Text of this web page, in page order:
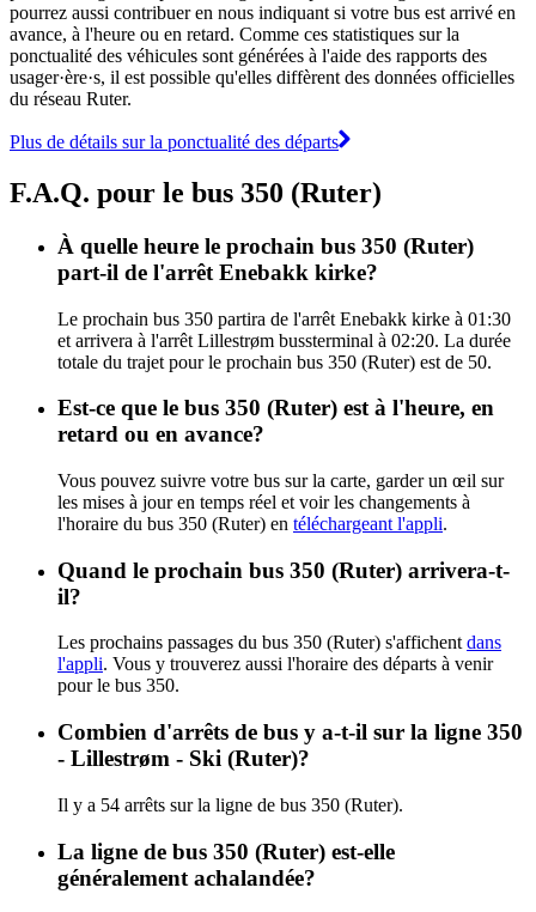
pourrez aussi contribuer en nous indiquant si votre bus est arrivé en
avance, à l'heure ou en retard. Comme ces statistiques sur la
ponctualité des véhicules sont générées à l'aide des rapports des
usager·ère·s, il est possible qu'elles diffèrent des données officielles
du réseau Ruter.
Plus de détails sur la ponctualité des départs
F.A.Q. pour le bus 350 (Ruter)
À quelle heure le prochain bus 350 (Ruter)
part-il de l'arrêt Enebakk kirke?
Le prochain bus 350 partira de l'arrêt Enebakk kirke à 01:30
et arrivera à l'arrêt Lillestrøm bussterminal à 02:20. La durée
totale du trajet pour le prochain bus 350 (Ruter) est de 50.
Est-ce que le bus 350 (Ruter) est à l'heure, en
retard ou en avance?
Vous pouvez suivre votre bus sur la carte, garder un œil sur
les mises à jour en temps réel et voir les changements à
l'horaire du bus 350 (Ruter) en téléchargeant l'appli.
Quand le prochain bus 350 (Ruter) arrivera-t-
il?
Les prochains passages du bus 350 (Ruter) s'affichent dans
l'appli. Vous y trouverez aussi l'horaire des départs à venir
pour le bus 350.
Combien d'arrêts de bus y a-t-il sur la ligne 350
- Lillestrøm - Ski (Ruter)?
Il y a 54 arrêts sur la ligne de bus 350 (Ruter).
La ligne de bus 350 (Ruter) est-elle
généralement achalandée?